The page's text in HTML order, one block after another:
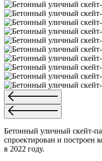
Бетонный уличный скейт-
спроектирован и построен
в 2022 году.